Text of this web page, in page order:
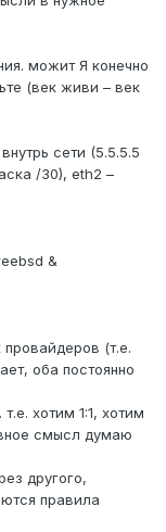
можит Я конечно
(век живи – век
сети (5.5.5.5
/30), eth2 –
&
провайдеров (т.е.
оба постоянно
хотим 1:1, хотим
смысл думаю
другого,
правила